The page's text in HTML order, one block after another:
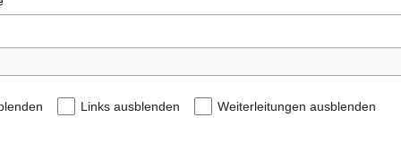
Links ausblenden Weiterleitungen ausblenden